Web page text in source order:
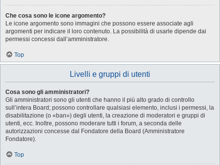
Che cosa sono le icone argomento?
Le icone argomento sono immagini che possono essere associate agli
argomenti per indicare il loro contenuto. La possibilità di usarle dipende dai
permessi concessi dall’amministratore.
Top
Livelli e gruppi di utenti
Cosa sono gli amministratori?
Gli amministratori sono gli utenti che hanno il più alto grado di controllo
sull’intera Board; possono controllare qualsiasi elemento, inclusi i permessi, la
disabilitazione (o «ban») degli utenti, la creazione di moderatori e gruppi di
utenti, ecc. Inoltre, possono moderare tutti i forum, a seconda delle
autorizzazioni concesse dal Fondatore della Board (Amministratore
Fondatore).
Top